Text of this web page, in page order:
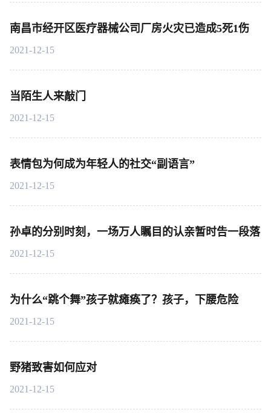
南昌市经开区医疗器械公司厂房火灾已造成5死1伤
2021-12-15
当陌生人来敲门
2021-12-15
表情包为何成为年轻人的社交“副语言”
2021-12-15
孙卓的分别时刻，一场万人瞩目的认亲暂时告一段落
2021-12-15
为什么“跳个舞”孩子就瘫痪了？孩子，下腰危险
2021-12-15
野猪致害如何应对
2021-12-15